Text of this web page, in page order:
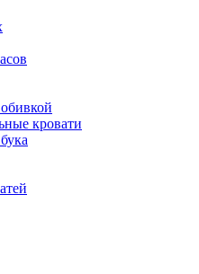
кровати